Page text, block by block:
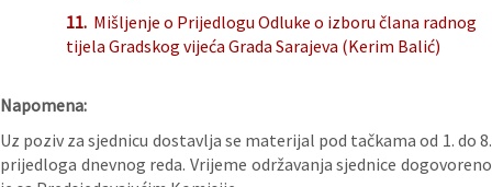
11. Mišljenje o Prijedlogu Odluke o izboru člana radnog
tijela Gradskog vijeća Grada Sarajeva (Kerim Balić)
Napomena:
Uz poziv za sjednicu dostavlja se materijal pod tačkama od 1. do 8.
prijedloga dnevnog reda. Vrijeme održavanja sjednice dogovoreno